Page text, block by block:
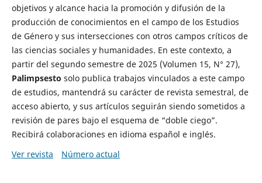
objetivos y alcance hacia la promoción y difusión de la
producción de conocimientos en el campo de los Estudios
de Género y sus intersecciones con otros campos críticos de
las ciencias sociales y humanidades. En este contexto, a
partir del segundo semestre de 2025 (Volumen 15, N° 27),
Palimpsesto solo publica trabajos vinculados a este campo
de estudios, mantendrá su carácter de revista semestral, de
acceso abierto, y sus artículos seguirán siendo sometidos a
revisión de pares bajo el esquema de “doble ciego”.
Recibirá colaboraciones en idioma español e inglés.
Ver revista
Número actual